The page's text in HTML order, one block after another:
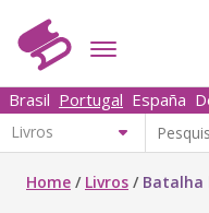
Brasil Portugal España
Home / Livros / Batalha